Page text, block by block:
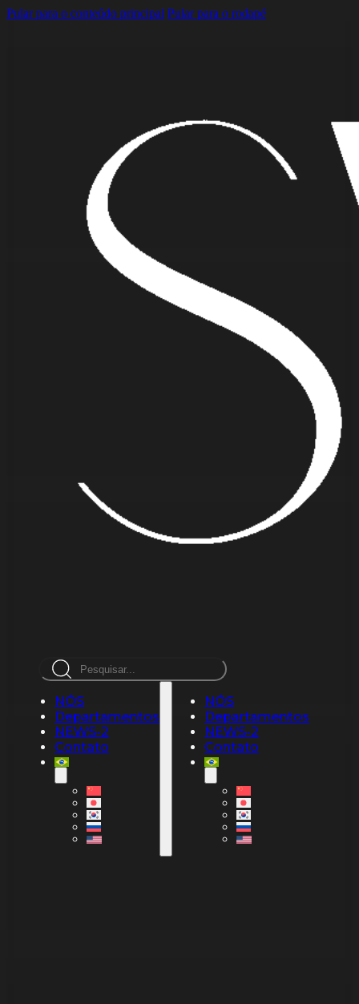
Pular para o conteúdo principal Pular para o rodapé
Pesquisar
NÓS
Departamentos
NEWS-2
Contato
NÓS
Departamentos
NEWS-2
Contato